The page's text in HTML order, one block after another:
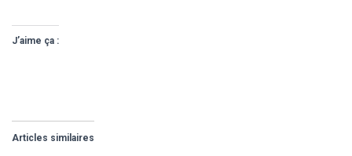
J’aime ça :
Articles similaires